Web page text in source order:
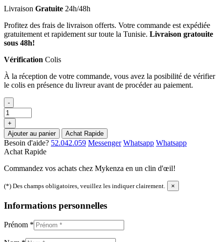
Livraison Gratuite 24h/48h
Profitez des frais de livraison offerts. Votre commande est expédiée
gratuitement et rapidement sur toute la Tunisie. Livraison gratouite
sous 48h!
Vérification Colis
À la réception de votre commande, vous avez la posibilité de vérifier
le colis en présence du livreur avant de procéder au paiement.
-
+
Ajouter au panier
Achat Rapide
Besoin d'aide? 52.042.059 Messenger Whatsapp Whatsapp
Achat Rapide
Commandez vos achats chez Mykenza en un clin d'œil!
(*) Des champs obligatoires, veuillez les indiquer clairement. ×
Informations personnelles
Prénom *